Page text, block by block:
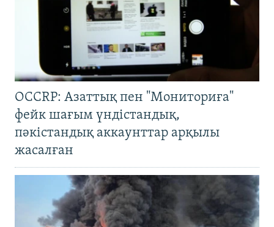
OCCRP: Азаттық пен "Мониториға"
фейк шағым үндістандық,
пәкістандық аккаунттар арқылы
жасалған